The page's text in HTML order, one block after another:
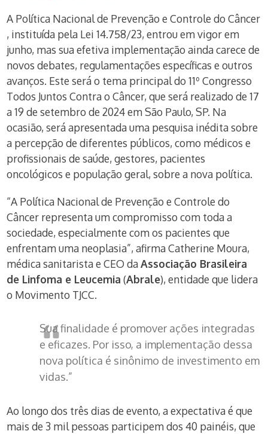
A Política Nacional de Prevenção e Controle do Câncer
, instituída pela Lei 14.758/23, entrou em vigor em
junho, mas sua efetiva implementação ainda carece de
novos debates, regulamentações específicas e outros
avanços. Este será o tema principal do 11º Congresso
Todos Juntos Contra o Câncer, que será realizado de 17
a 19 de setembro de 2024 em São Paulo, SP. Na
ocasião, será apresentada uma pesquisa inédita sobre
a percepção de diferentes públicos, como médicos e
profissionais de saúde, gestores, pacientes
oncológicos e população geral, sobre a nova política.
“A Política Nacional de Prevenção e Controle do
Câncer representa um compromisso com toda a
sociedade, especialmente com os pacientes que
enfrentam uma neoplasia”, afirma Catherine Moura,
médica sanitarista e CEO daAssociação Brasileira
de Linfoma e Leucemia (Abrale), entidade que lidera
o Movimento TJCC.
Sua finalidade é promover ações integradas
e eficazes. Por isso, a implementação dessa
nova política é sinônimo de investimento em
vidas.”
Ao longo dos três dias de evento, a expectativa é que
mais de 3 mil pessoas participem dos 40 painéis, que